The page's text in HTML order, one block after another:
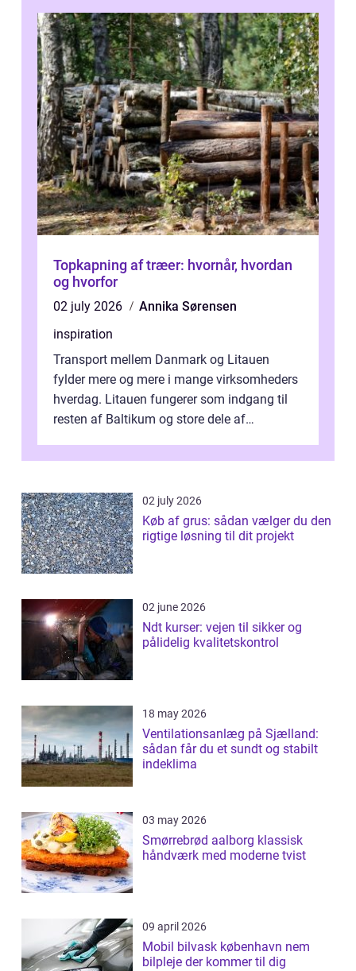
Topkapning af træer: hvornår, hvordan
og hvorfor
02 july 2026
Annika Sørensen
inspiration
Transport mellem Danmark og Litauen
fylder mere og mere i mange virksomheders
hverdag. Litauen fungerer som indgang til
resten af Baltikum og store dele af
02 july 2026
Køb af grus: sådan vælger du den
rigtige løsning til dit projekt
02 june 2026
Ndt kurser: vejen til sikker og
pålidelig kvalitetskontrol
18 may 2026
Ventilationsanlæg på Sjælland:
sådan får du et sundt og stabilt
indeklima
03 may 2026
Smørrebrød aalborg klassisk
håndværk med moderne tvist
09 april 2026
Mobil bilvask københavn nem
bilpleje der kommer til dig